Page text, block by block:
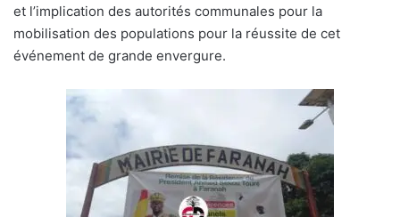
et l’implication des autorités communales pour la
mobilisation des populations pour la réussite de cet
événement de grande envergure.